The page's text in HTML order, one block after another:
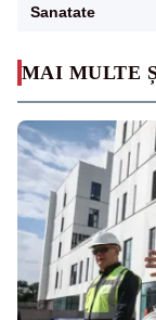
MAI MULTE
Sanatate